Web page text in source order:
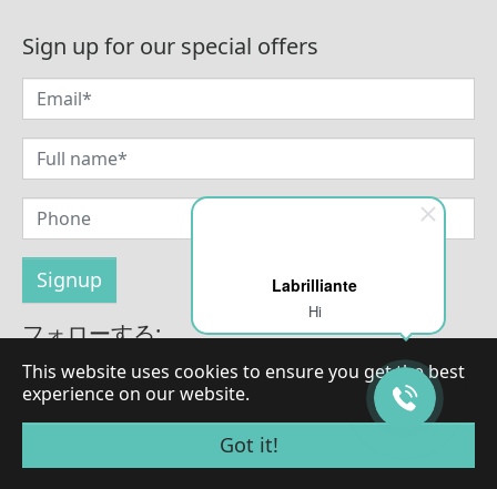
Labrilliante
Hi
This website uses cookies to ensure you get the best
experience on our website.
Got it!
Sign up for our special offers
フォローする:
© 著作権 2026 LaBrilliante
全著作権所有